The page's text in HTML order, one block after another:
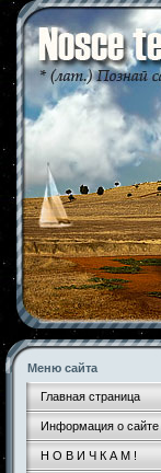
Меню сайта
Главная страница
Информация о сайте
Н О В И Ч К А М !